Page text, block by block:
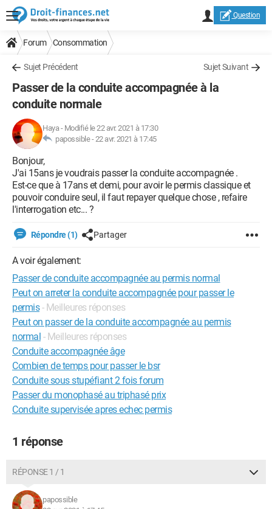
Question
Forum Consommation
Sujet Précédent Sujet Suivant
Passer de la conduite accompagnée à la
conduite normale
Haya- Modifié le 22 avr. 2021 à 17:30
papossible -22 avr. 2021 à 17:45
Bonjour,
J'ai 15ans je voudrais passer la conduite accompagnée .
Est-ce que à 17ans et demi, pour avoir le permis classique et
pouvoir conduire seul, il faut repayer quelque chose , refaire
l'interrogation etc... ?
Répondre (1) Partager
A voir également:
Passer de conduite accompagnée au permis normal
Peut on arreter la conduite accompagnée pour passer le
permis - Meilleures réponses
Peut on passer de la conduite accompagnée au permis
normal - Meilleures réponses
Conduite accompagnée âge
Combien de temps pour passer le bsr
Conduite sous stupéfiant 2 fois forum
Passer du monophasé au triphasé prix
Conduite supervisée apres echec permis
1 réponse
RÉPONSE 1 / 1
papossible